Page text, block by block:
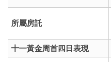
所屬房託
十一黃金周首四日表現